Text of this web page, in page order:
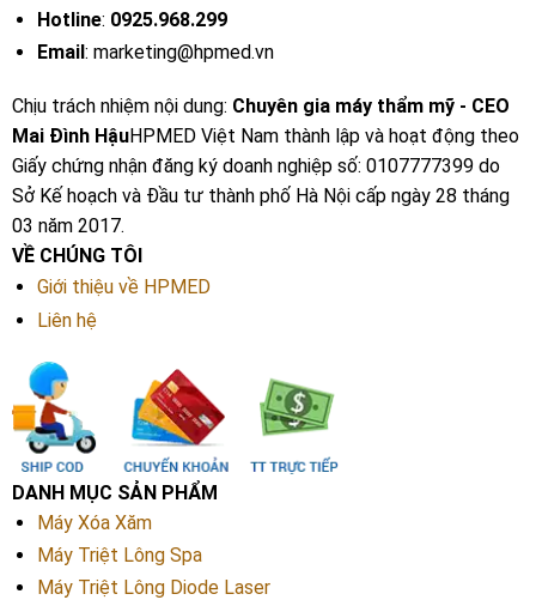
Hotline: 0925.968.299
Email: marketing@hpmed.vn
Chịu trách nhiệm nội dung: Chuyên gia máy thẩm mỹ - CEO
Mai Đình HậuHPMED Việt Nam thành lập và hoạt động theo
Giấy chứng nhận đăng ký doanh nghiệp số: 0107777399 do
Sở Kế hoạch và Đầu tư thành phố Hà Nội cấp ngày 28 tháng
03 năm 2017.
VỀ CHÚNG TÔI
Giới thiệu về HPMED
Liên hệ
DANH MỤC SẢN PHẨM
Máy Xóa Xăm
Máy Triệt Lông Spa
Máy Triệt Lông Diode Laser